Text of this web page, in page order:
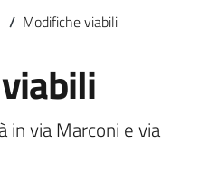
/ Modifiche viabili
in via Marconi e via